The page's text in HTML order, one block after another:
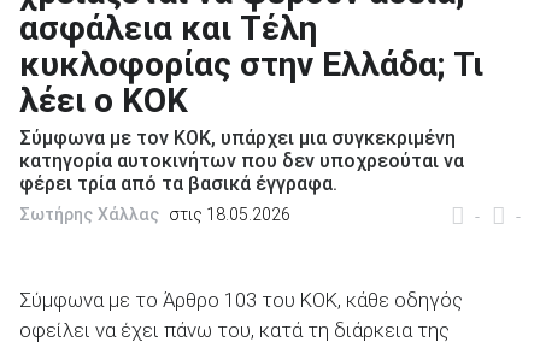
βρες το!
ασφάλεια και Τέλη
κυκλοφορίας στην Ελλάδα; Τι
λέει ο ΚΟΚ
Σύμφωνα με τον ΚΟΚ, υπάρχει μια συγκεκριμένη
κατηγορία αυτοκινήτων που δεν υποχρεούται να
φέρει τρία από τα βασικά έγγραφα.
- -
Σωτήρης Χάλλας στις 18.05.2026
Σύμφωνα με το Άρθρο 103 του ΚΟΚ, κάθε οδηγός
οφείλει να έχει πάνω του, κατά τη διάρκεια της